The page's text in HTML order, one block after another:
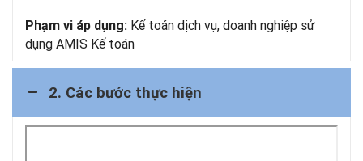
Phạm vi áp dụng: Kế toán dịch vụ, doanh nghiệp sử
dụng AMIS Kế toán
2. Các bước thực hiện